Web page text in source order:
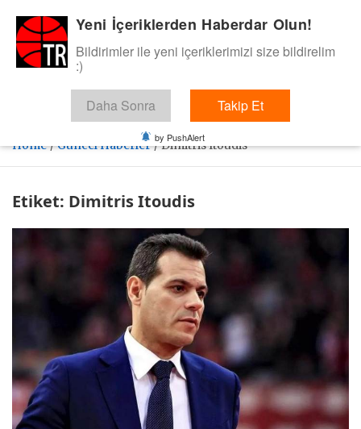
content
BasketTR
Sol dip çizgiden bir basket de bizden gelsin dedik.
Home Güncel Haberler Dimitris Itoudis
Etiket: Dimitris Itoudis
Yeni İçeriklerden Haberdar Olun!
Bildirimler ile yeni içeriklerimizi size bildirelim
:)
Daha Sonra Takip Et
by PushAlert